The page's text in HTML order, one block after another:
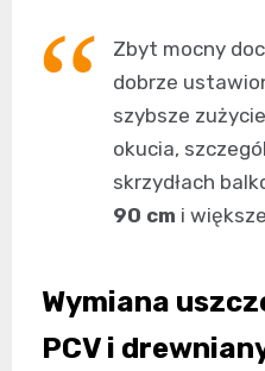
Zbyt mocny
dobrze
szybsze
okucia,
skrzydłach
90 cm i
Wymiana
PCV i